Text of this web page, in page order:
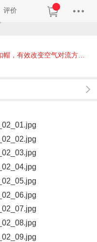
评价
帽，有效改变空气对流方
的熏染，专利号
种高度、口径6分/4分/1